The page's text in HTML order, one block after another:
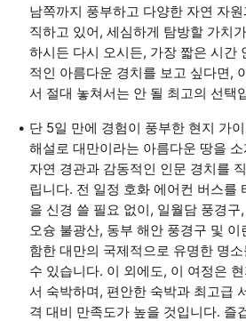
남쪽까지 풍부하고 다양한 자연 자
직하고 있어, 세심하게 탐방할 가치
하시든 다시 오시든, 가장 짧은 시간
적인 아름다운 경치를 보고 싶다면,
서 절대 놓쳐서는 안 될 최고의 선택
단 5일 만에 경험이 풍부한 현지 가
해설로 대만이라는 아름다운 땅을
자연 경관과 감동적인 인문 경치를
립니다. 전 일정 호화 에어컨 버스를
을 신경 쓸 필요 없이, 일월담 풍경
오슝 불광산, 동부 해안 풍경구 및
함한 대만의 국제적으로 유명한 명
수 있습니다. 이 외에도, 이 여정은
서 숙박하며, 편안한 숙박과 최고급
격 대비 만족도가 높을 것입니다. 즐